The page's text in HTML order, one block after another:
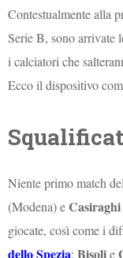
Contestualmente alla
Serie B, sono arrivate
i calciatori che
Ecco il dispositivo
Niente primo match
(Modena) eCasiraghi
giocate, così come i
dello Spezia:Bisolie